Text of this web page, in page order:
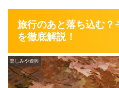
旅行のあと落ち込む？
を徹底解説！
楽しみや遊興